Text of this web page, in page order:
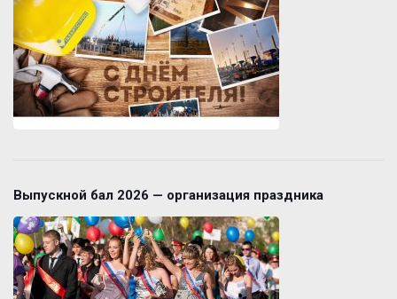
Выпускной бал 2026 — организация праздника